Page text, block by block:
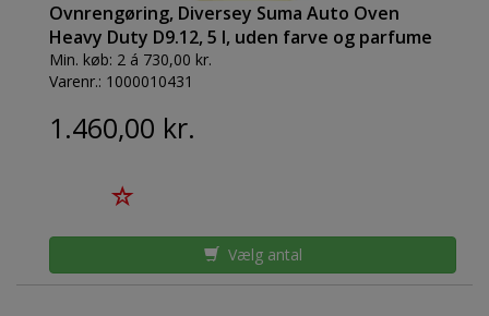
Ovnrengøring, Diversey Suma Auto Oven
Heavy Duty D9.12, 5 l, uden farve og parfume
Min. køb: 2 á 730,00 kr.
Varenr.: 1000010431
1.460,00 kr.
Vælg antal